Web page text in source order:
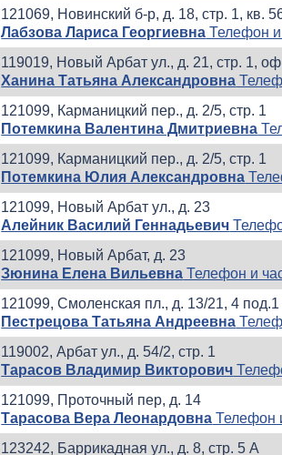
121069, Новинский б-р, д. 18, стр. 1, кв.
Лабзова Лариса Георгиевна Телефон
119019, Новый Арбат ул., д. 21, стр. 1,
Ханина Татьяна Александровна
121099, Карманицкий пер., д. 2/5, стр. 1
Потемкина Валентина Дмитриевна
121099, Карманицкий пер., д. 2/5, стр. 1
Потемкина Юлия Александровна
121099, Новый Арбат ул., д. 23
Алейник Василий Геннадьевич
121099, Новый Арбат, д. 23
Зюнина Елена Вильевна Телефон и
121099, Смоленская пл., д. 13/21, 4 под.1
Пестрецова Татьяна Андреевна
119002, Арбат ул., д. 54/2, стр. 1
Тарасов Владимир Викторович
121099, Проточный пер, д. 14
Тарасова Вера Леонардовна Телефон
123242, Баррикадная ул., д. 8, стр. 5 А